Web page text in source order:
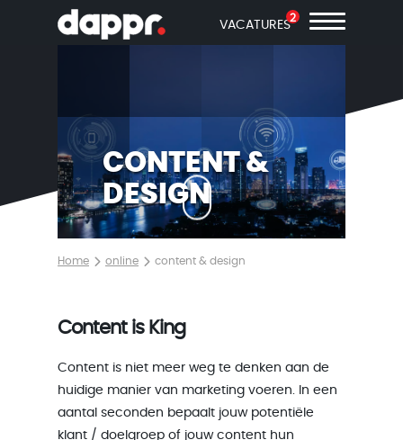
VACATURES
2
CONTENT &
DESIGN
Home online content & design
Content is King
Content is niet meer weg te denken aan de
huidige manier van marketing voeren. In een
aantal seconden bepaalt jouw potentiële
klant / doelgroep of jouw content hun